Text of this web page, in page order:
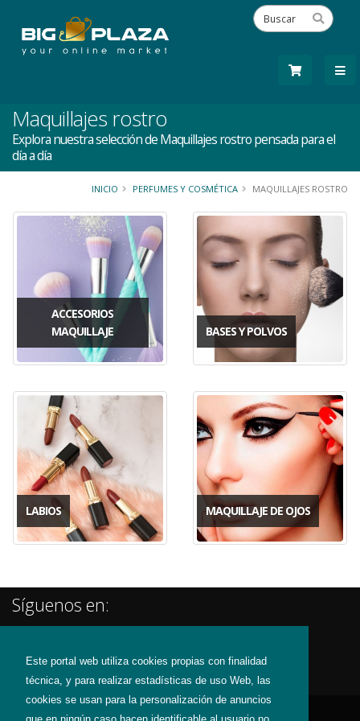
Este portal web utiliza cookies propias con finalidad
técnica, y para realizar estadísticas de uso Web, las
cookies se usan para la personalización de anuncios
Maquillajes rostro
Explora nuestra selección de Maquillajes rostro pensada para el
día a día
INICIO PERFUMES Y COSMÉTICA MAQUILLAJES ROSTRO
ACCESORIOS
MAQUILLAJE
BASES Y POLVOS
LABIOS MAQUILLAJE DE OJOS
Síguenos en: